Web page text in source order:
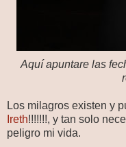
Aquí apuntare las
Los milagros existen y
Ireth!!!!!!!, y tan solo
peligro mi vida.